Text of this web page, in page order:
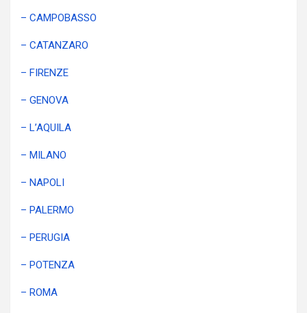
– CAMPOBASSO
– CATANZARO
– FIRENZE
– GENOVA
– L’AQUILA
– MILANO
– NAPOLI
– PALERMO
– PERUGIA
– POTENZA
– ROMA